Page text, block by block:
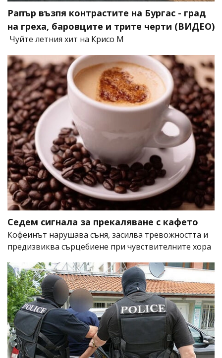
Рапър възпя контрастите на Бургас - град
на греха, баровците и трите черти (ВИДЕО)
Чуйте летния хит на Крисо М
Седем сигнала за прекаляване с кафето
Кофеинът нарушава съня, засилва тревожността и
предизвиква сърцебиене при чувствителните хора